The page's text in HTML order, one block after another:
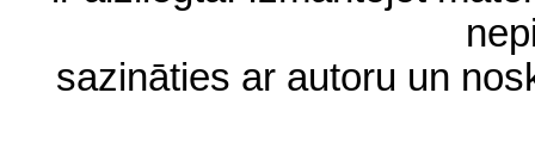
sazināties ar autoru un